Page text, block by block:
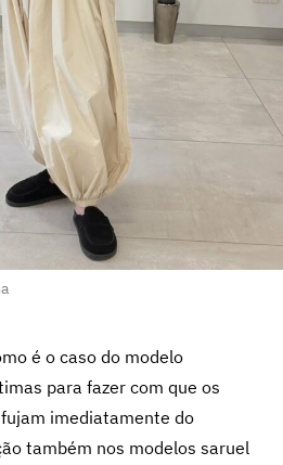
é o caso do modelo
para fazer com que os
imediatamente do
também nos modelos saruel